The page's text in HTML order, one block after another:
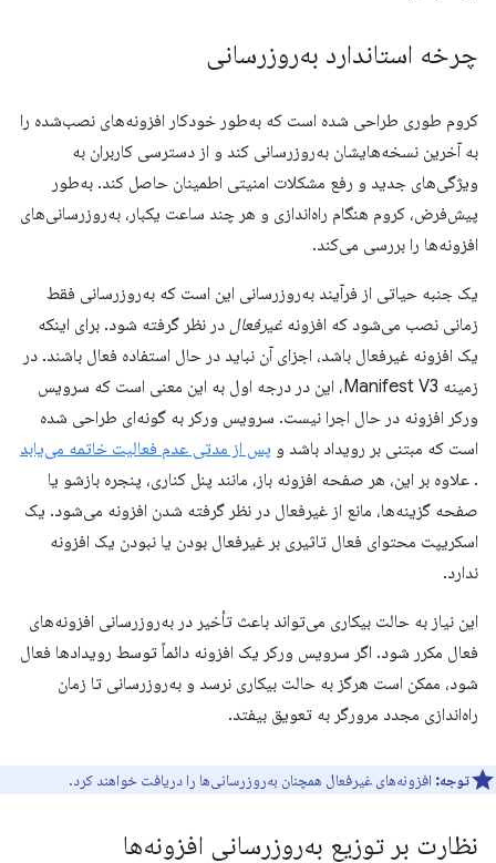
چرخه استاندارد به‌روزرسانی
کروم طوری طراحی شده است که به‌طور خودکار افزونه‌های نصب‌شده را
به آخرین نسخه‌هایشان به‌روزرسانی کند و از دسترسی کاربران به
ویژگی‌های جدید و رفع مشکلات امنیتی اطمینان حاصل کند. به‌طور
پیش‌فرض، کروم هنگام راه‌اندازی و هر چند ساعت یکبار، به‌روزرسانی‌های
افزونه‌ها را بررسی می‌کند.
یک جنبه حیاتی از فرآیند به‌روزرسانی این است که به‌روزرسانی فقط
زمانی نصب می‌شود که افزونه غیرفعال در نظر گرفته شود. برای اینکه
یک افزونه غیرفعال باشد، اجزای آن نباید در حال استفاده فعال باشند. در
زمینه Manifest V3، این در درجه اول به این معنی است که سرویس
ورکر افزونه در حال اجرا نیست. سرویس ورکر به گونه‌ای طراحی شده
است که مبتنی بر رویداد باشد و پس از مدتی عدم فعالیت خاتمه می‌یابد
. علاوه بر این، هر صفحه افزونه باز، مانند پنل کناری، پنجره بازشو یا
صفحه گزینه‌ها، مانع از غیرفعال در نظر گرفته شدن افزونه می‌شود. یک
اسکریپت محتوای فعال تاثیری بر غیرفعال بودن یا نبودن یک افزونه
ندارد.
این نیاز به حالت بیکاری می‌تواند باعث تأخیر در به‌روزرسانی افزونه‌های
فعال مکرر شود. اگر سرویس ورکر یک افزونه دائماً توسط رویدادها فعال
شود، ممکن است هرگز به حالت بیکاری نرسد و به‌روزرسانی تا زمان
راه‌اندازی مجدد مرورگر به تعویق بیفتد.
توجه: افزونه‌های غیرفعال همچنان به‌روزرسانی‌ها را دریافت خواهند کرد.
نظارت بر توزیع به‌روزرسانی افزونه‌ها